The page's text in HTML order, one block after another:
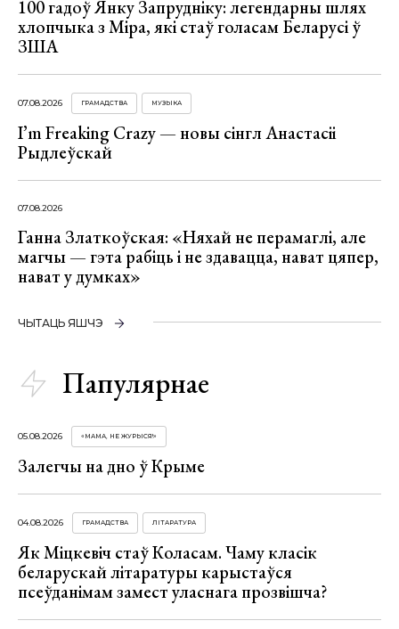
100 гадоў Янку Запрудніку: легендарны шлях
хлопчыка з Міра, які стаў голасам Беларусі ў
ЗША
07.08.2026 ГРАМАДСТВА МУЗЫКА
I’m Freaking Crazy — новы сінгл Анастасіі
Рыдлеўскай
07.08.2026
Ганна Златкоўская: «Няхай не перамаглі, але
магчы — гэта рабіць і не здавацца, нават цяпер,
нават у думках»
ЧЫТАЦЬ ЯШЧЭ
Папулярнае
05.08.2026 «МАМА, НЕ ЖУРЫСЯ!»
Залегчы на дно ў Крыме
04.08.2026 ГРАМАДСТВА ЛІТАРАТУРА
Як Міцкевіч стаў Коласам. Чаму класік
беларускай літаратуры карыстаўся
псеўданімам замест уласнага прозвішча?